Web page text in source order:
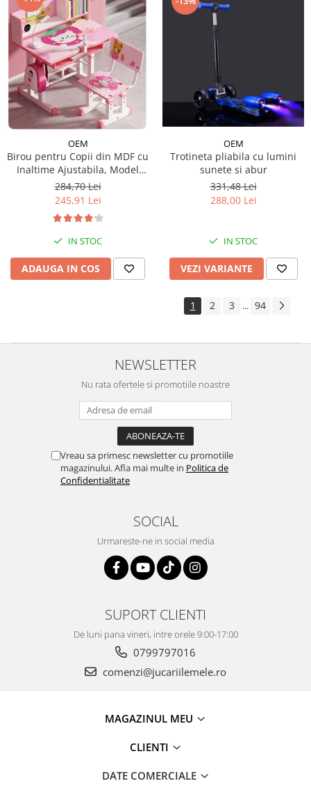
OEM
Birou pentru Copii din MDF cu
Inaltime Ajustabila, Model
Capsunica Roz
284,70 Lei
245,91 Lei
IN STOC
ADAUGA IN COS
OEM
Trotineta pliabila cu lumini
sunete si abur
331,48 Lei
288,00 Lei
IN STOC
VEZI VARIANTE
1 2 3 ... 94
NEWSLETTER
Nu rata ofertele si promotiile noastre
Vreau sa primesc newsletter cu promotiile
magazinului. Afla mai multe in Politica de
Confidentialitate
SOCIAL
Urmareste-ne in social media
SUPORT CLIENTI
De luni pana vineri, intre orele 9:00-17:00
0799797016
comenzi@jucariilemele.ro
MAGAZINUL MEU
CLIENTI
DATE COMERCIALE